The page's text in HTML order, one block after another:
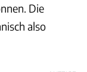
Die
also